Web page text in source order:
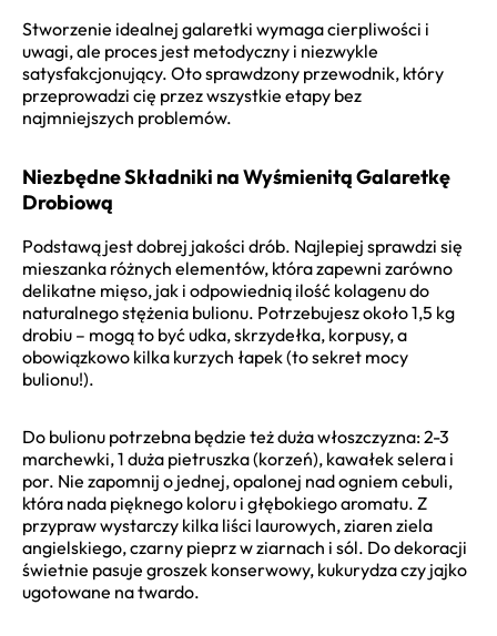
Stworzenie idealnej galaretki wymaga cierpliwości i
uwagi, ale proces jest metodyczny i niezwykle
satysfakcjonujący. Oto sprawdzony przewodnik, który
przeprowadzi cię przez wszystkie etapy bez
najmniejszych problemów.
Niezbędne Składniki na Wyśmienitą Galaretkę
Drobiową
Podstawą jest dobrej jakości drób. Najlepiej sprawdzi się
mieszanka różnych elementów, która zapewni zarówno
delikatne mięso, jak i odpowiednią ilość kolagenu do
naturalnego stężenia bulionu. Potrzebujesz około 1,5 kg
drobiu – mogą to być udka, skrzydełka, korpusy, a
obowiązkowo kilka kurzych łapek (to sekret mocy
bulionu!).
Do bulionu potrzebna będzie też duża włoszczyzna: 2-3
marchewki, 1 duża pietruszka (korzeń), kawałek selera i
por. Nie zapomnij o jednej, opalonej nad ogniem cebuli,
która nada pięknego koloru i głębokiego aromatu. Z
przypraw wystarczy kilka liści laurowych, ziaren ziela
angielskiego, czarny pieprz w ziarnach i sól. Do dekoracji
świetnie pasuje groszek konserwowy, kukurydza czy jajko
ugotowane na twardo.